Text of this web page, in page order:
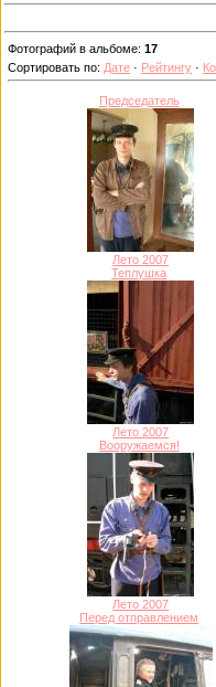
Фотографий в альбоме: 17
Сортировать по: Дате · Рейтингу ·
Председатель
Лето 2007
Теплушка
Лето 2007
Вооружаемся!
Лето 2007
Перед отправлением